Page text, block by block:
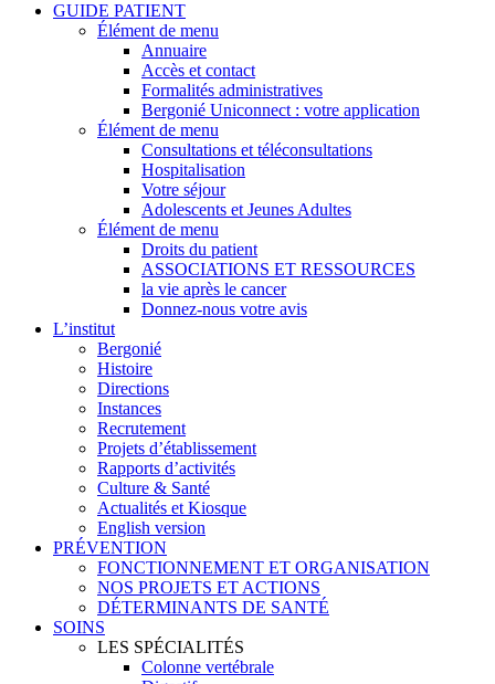
GUIDE PATIENT
Élément de menu
Annuaire
Accès et contact
Formalités administratives
Bergonié Uniconnect : votre application
Élément de menu
Consultations et téléconsultations
Hospitalisation
Votre séjour
Adolescents et Jeunes Adultes
Élément de menu
Droits du patient
ASSOCIATIONS ET RESSOURCES
la vie après le cancer
Donnez-nous votre avis
L’institut
Bergonié
Histoire
Directions
Instances
Recrutement
Projets d’établissement
Rapports d’activités
Culture & Santé
Actualités et Kiosque
English version
PRÉVENTION
FONCTIONNEMENT ET ORGANISATION
NOS PROJETS ET ACTIONS
DÉTERMINANTS DE SANTÉ
SOINS
LES SPÉCIALITÉS
Colonne vertébrale